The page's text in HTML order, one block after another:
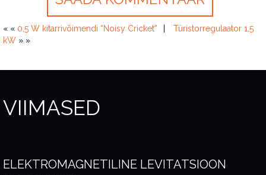
« « 0,5 W kitarrivõimendi “Noisy Cricket”
Türistorregulaator 1,5
kW » »
VIIMASED
ELEKTROMAGNETILINE LEVITATSIOON